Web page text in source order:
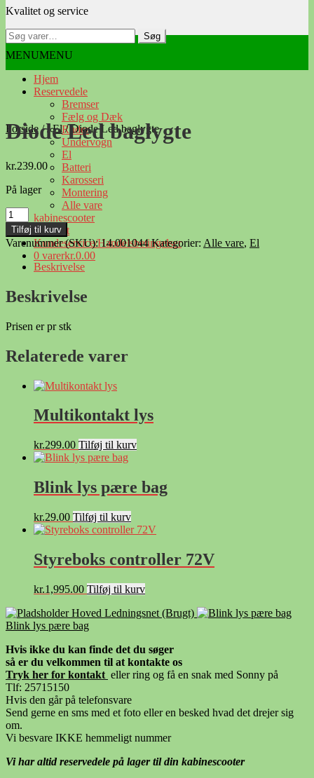
navigation
indhold
Kvalitet og service
Søg
efter:
Søg
MENUMENU
Hjem
Reservedele
Bremser
Fælg og Dæk
Ruder
Undervogn
El
Batteri
Karosseri
Montering
Alle vare
kabinescooter
Kontakt
Kundeservice/Handelsbetingelser
0 varerkr.0.00
Forside//El/ Diode Led baglygte
Diode Led baglygte
kr.239.00
På lager
Diode
Led
baglygte
antal
Tilføj til kurv
Varenummer (SKU):14.001044 Kategorier: Alle vare, El
Beskrivelse
Beskrivelse
Prisen er pr stk
Relaterede varer
Multikontakt lys
kr.299.00 Tilføj til kurv
Blink lys pære bag
kr.29.00 Tilføj til kurv
Styreboks controller 72V
kr.1,995.00 Tilføj til kurv
Hoved Ledningsnet (Brugt)
Blink lys pære bag
Hvis ikke du kan finde det du søger
så er du velkommen til at kontakte os
Tryk her for kontakt eller ring og få en snak med Sonny på
Tlf: 25715150
Hvis den går på telefonsvare
Send gerne en sms med et foto eller en besked hvad det drejer sig
om.
Vi besvare IKKE hemmeligt nummer
Vi har altid reservedele på lager til din kabinescooter